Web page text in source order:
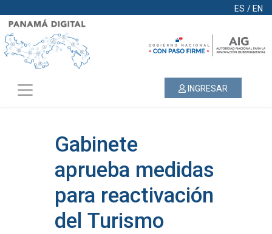
ES / EN
INGRESAR
Gabinete
aprueba medidas
para reactivación
del Turismo